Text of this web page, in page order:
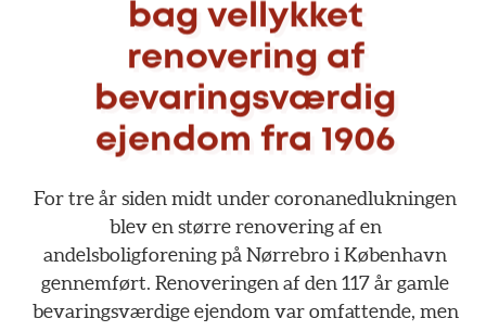
bag vellykket
renovering af
bevaringsværdig
ejendom fra 1906
For tre år siden midt under coronanedlukningen
blev en større renovering af en
andelsboligforening på Nørrebro i København
gennemført. Renoveringen af den 117 år gamle
bevaringsværdige ejendom var omfattende, men